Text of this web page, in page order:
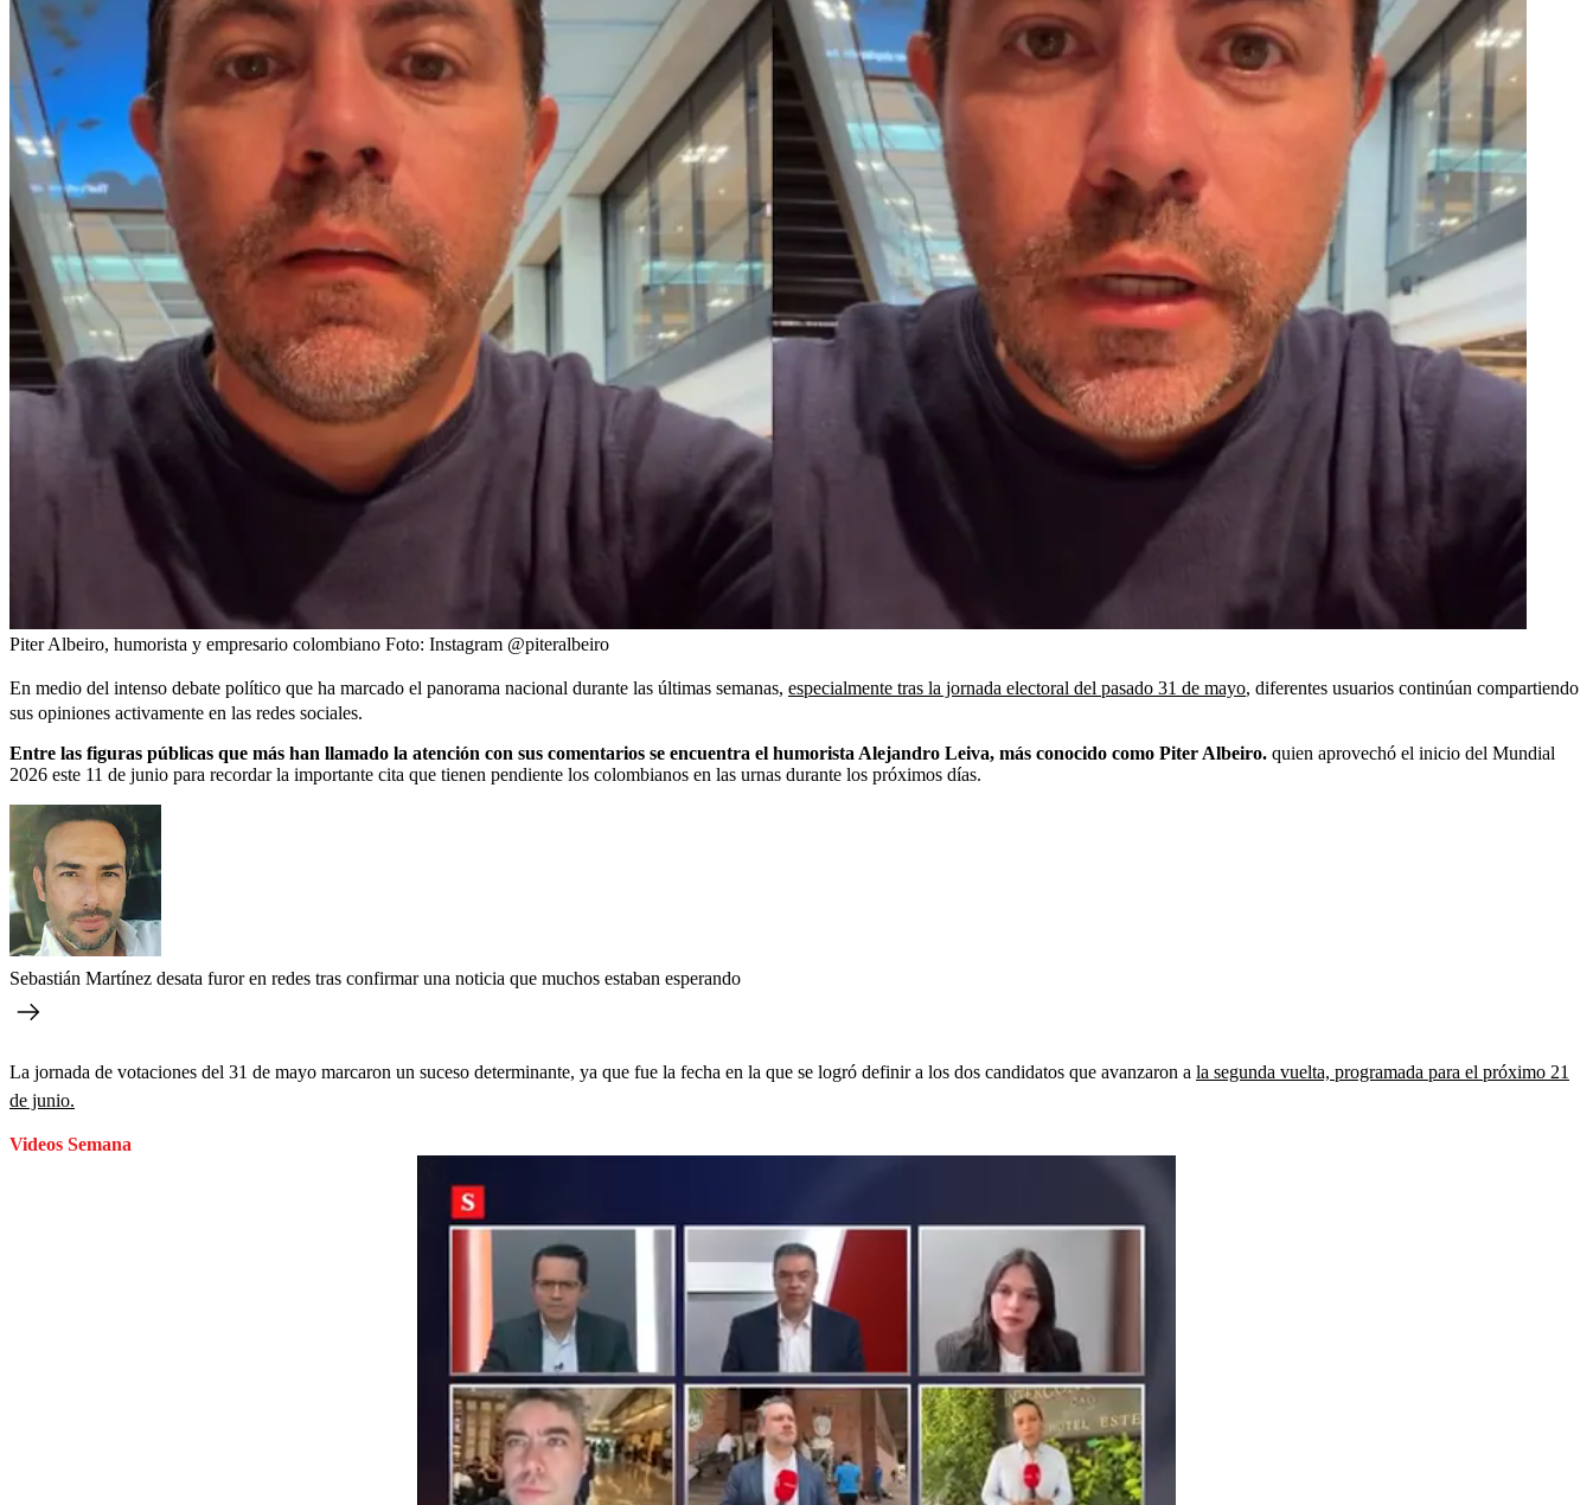
Piter Albeiro, humorista y empresario colombiano Foto: Instagram @piteralbeiro
En medio del intenso debate político que ha marcado el panorama nacional durante las últimas semanas, especialmente tras la jornada electoral del pasado 31 de mayo, diferentes usuarios continúan compartiendo
sus opiniones activamente en las redes sociales.
Entre las figuras públicas que más han llamado la atención con sus comentarios se encuentra el humorista Alejandro Leiva, más conocido como Piter Albeiro. quien aprovechó el inicio del Mundial
2026 este 11 de junio para recordar la importante cita que tienen pendiente los colombianos en las urnas durante los próximos días.
Sebastián Martínez desata furor en redes tras confirmar una noticia que muchos estaban esperando
La jornada de votaciones del 31 de mayo marcaron un suceso determinante, ya que fue la fecha en la que se logró definir a los dos candidatos que avanzaron a la segunda vuelta, programada para el próximo 21
de junio.
Videos Semana